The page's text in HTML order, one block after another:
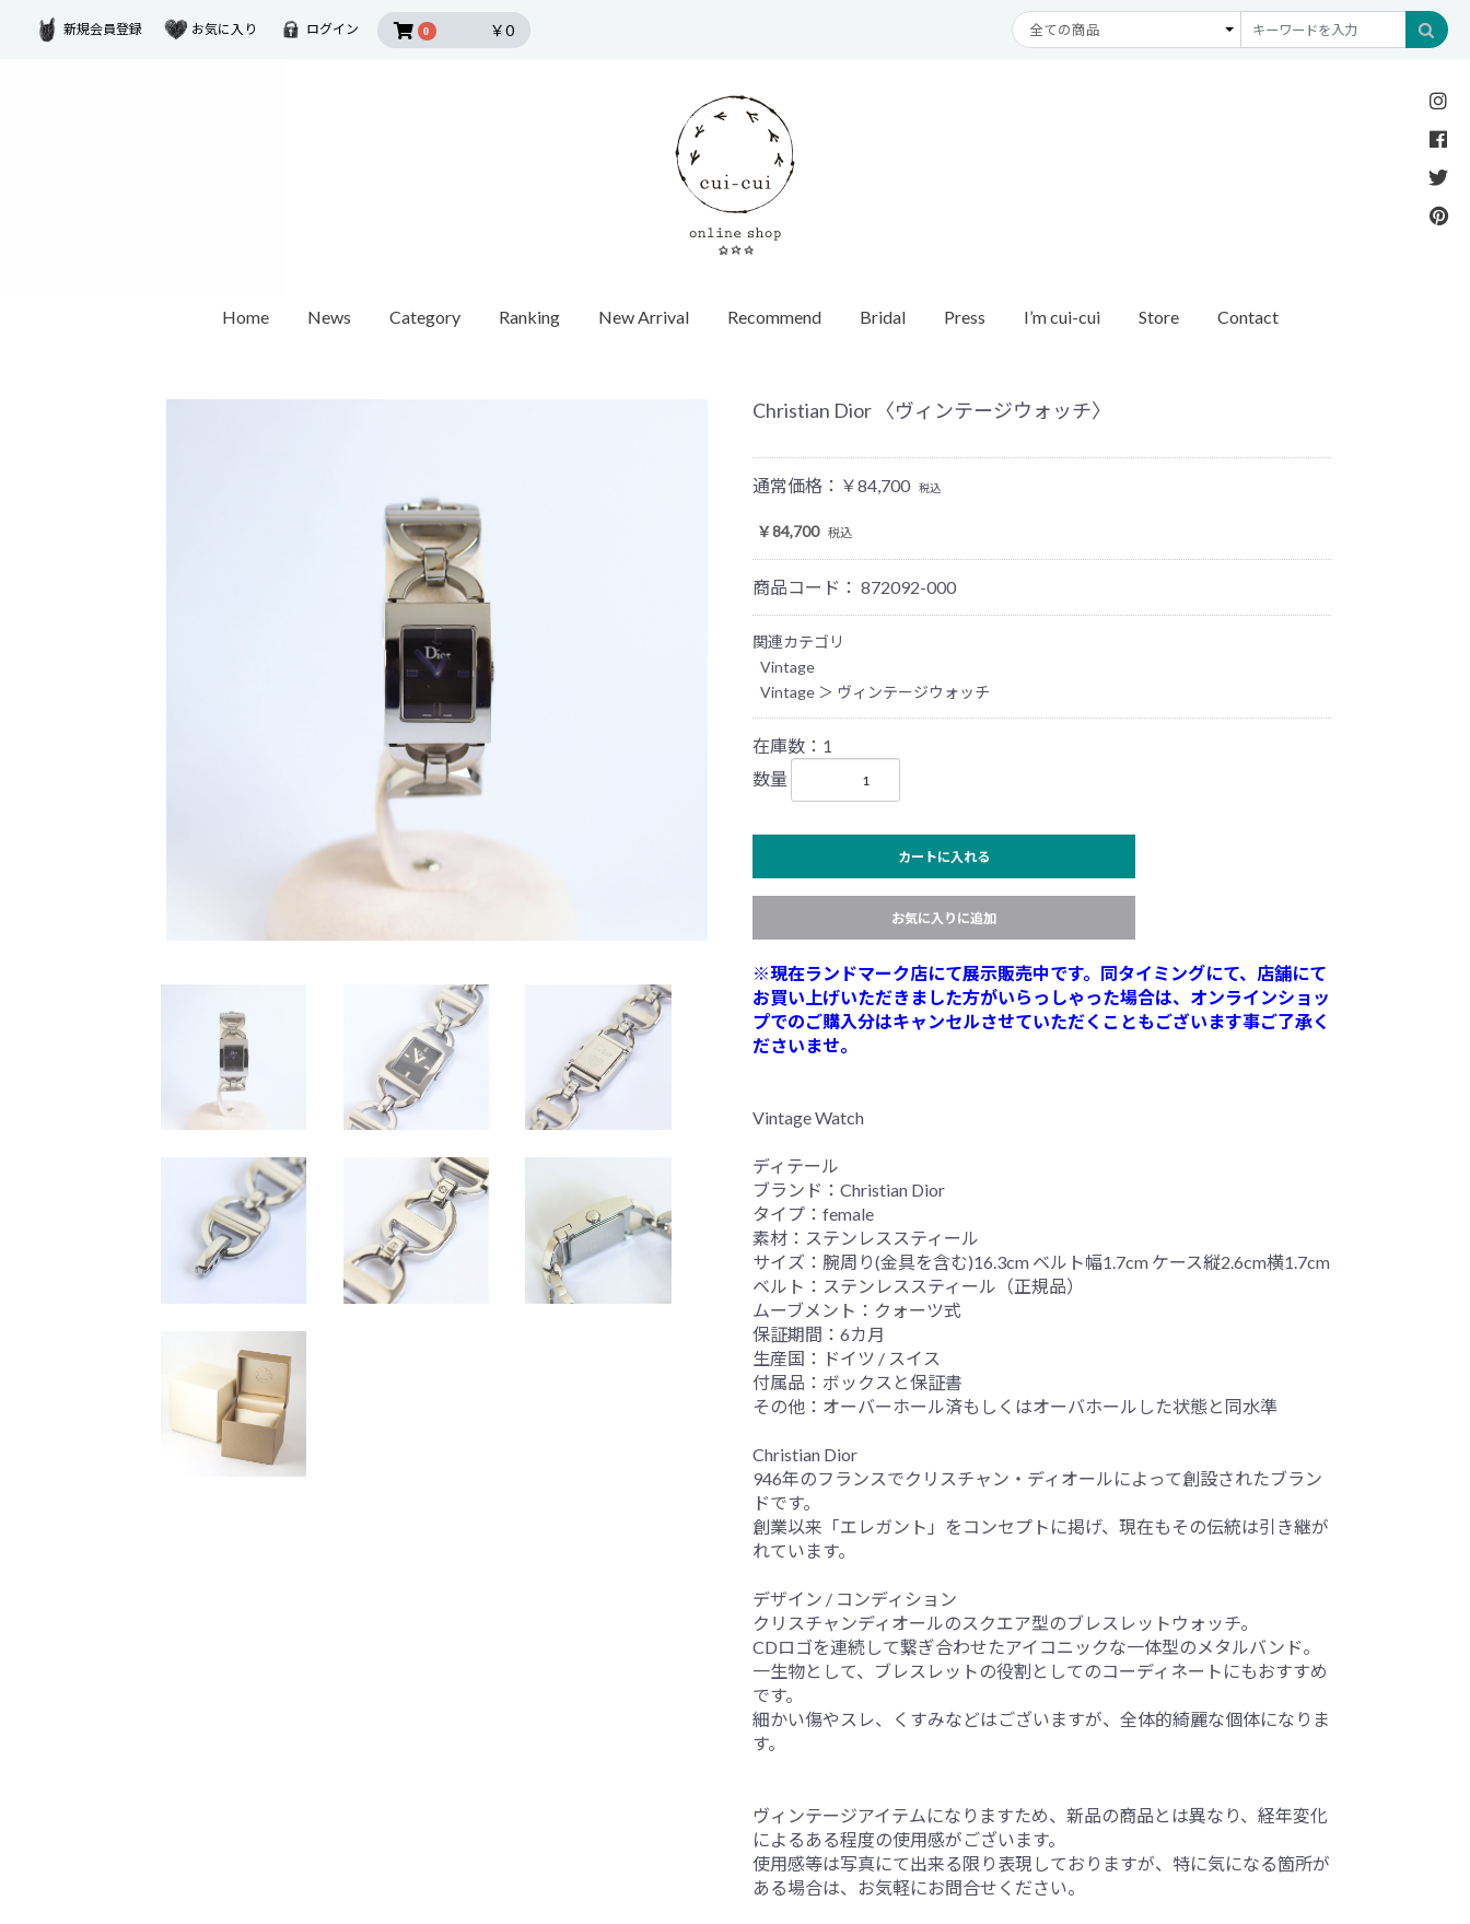
新規会員登録 お気に入り ログイン 0 ￥0
Home News Category
WINTER COLLECTION
HOLIDAY COLLECTION
1石ダイヤモンド
世界最小ダイヤモンド
Other
ロンドンブルートパーズ
バイカラー
パール
パール
オパール
モチーフ
ゴールド
イニシャル / バースストーン
1石ダイヤモンド
世界最小ダイヤモンド
Other
パール
モチーフ
ゴールド
カラーストーン
イニシャル / バースストーン
ヴィンテージウォッチ
ヴィンテージジュエリー エンゲージリング
マリッジリング
Ranking New Arrival Recommend Bridal Press I’m cui-cui Store Contact
Christian Dior 〈ヴィンテージウォッチ〉
通常価格：￥84,700 税込
￥84,700 税込
商品コード： 872092-000
関連カテゴリ
Vintage
Vintage ＞ ヴィンテージウォッチ
在庫数：1
数量
カートに入れる
お気に入りに追加
※現在ランドマーク店にて展示販売中です。同タイミングにて、店舗にて
お買い上げいただきました方がいらっしゃった場合は、オンラインショッ
プでのご購入分はキャンセルさせていただくこともございます事ご了承く
ださいませ。
Vintage Watch
ディテール
ブランド：Christian Dior
タイプ：female
素材：ステンレススティール
サイズ：腕周り(金具を含む)16.3cm ベルト幅1.7cm ケース縦2.6cm横1.7cm
ベルト：ステンレススティール（正規品）
ムーブメント：クォーツ式
保証期間：6カ月
生産国：ドイツ / スイス
付属品：ボックスと保証書
その他：オーバーホール済もしくはオーバホールした状態と同水準
Christian Dior
946年のフランスでクリスチャン・ディオールによって創設されたブラン
ドです。
創業以来「エレガント」をコンセプトに掲げ、現在もその伝統は引き継が
れています。
デザイン / コンディション
クリスチャンディオールのスクエア型のブレスレットウォッチ。
CDロゴを連続して繋ぎ合わせたアイコニックな一体型のメタルバンド。
一生物として、ブレスレットの役割としてのコーディネートにもおすすめ
です。
細かい傷やスレ、くすみなどはございますが、全体的綺麗な個体になりま
す。
ヴィンテージアイテムになりますため、新品の商品とは異なり、経年変化
によるある程度の使用感がございます。
使用感等は写真にて出来る限り表現しておりますが、特に気になる箇所が
ある場合は、お気軽にお問合せください。